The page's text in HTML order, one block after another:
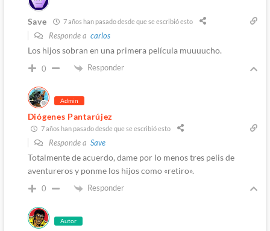
Save 7 años han pasado desde que se escribió esto
Responde a carlos
Los hijos sobran en una primera película muuuucho.
0 Responder
Admin
Diógenes Pantarújez
7 años han pasado desde que se escribió esto
Responde a Save
Totalmente de acuerdo, dame por lo menos tres pelis de
aventureros y ponme los hijos como «retiro».
0 Responder
Autor